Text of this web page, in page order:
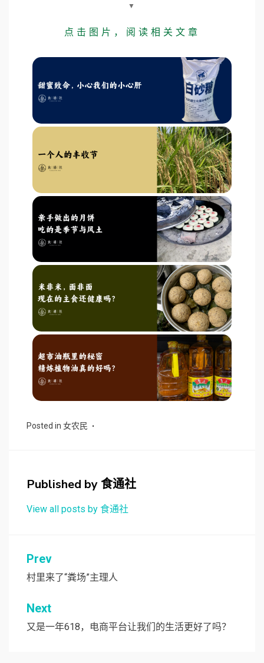
▼
点击图片，阅读相关文章
Posted in 女农民
Published by食通社
View all posts by 食通社
文
章
导
航
Prev
村里来了“粪场”主理人
Next
又是一年618，电商平台让我们的生活更好了吗？